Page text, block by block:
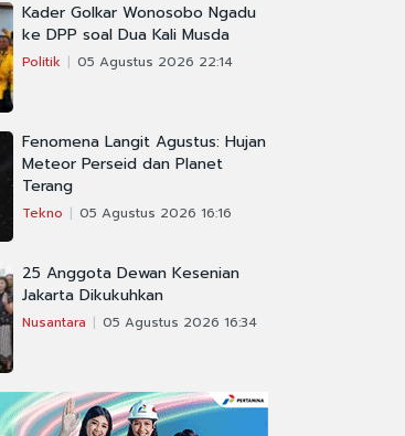
Kader Golkar Wonosobo Ngadu
ke DPP soal Dua Kali Musda
Politik 05 Agustus 2026 22:14
Fenomena Langit Agustus: Hujan
Meteor Perseid dan Planet
Terang
Tekno 05 Agustus 2026 16:16
25 Anggota Dewan Kesenian
Jakarta Dikukuhkan
Nusantara 05 Agustus 2026 16:34